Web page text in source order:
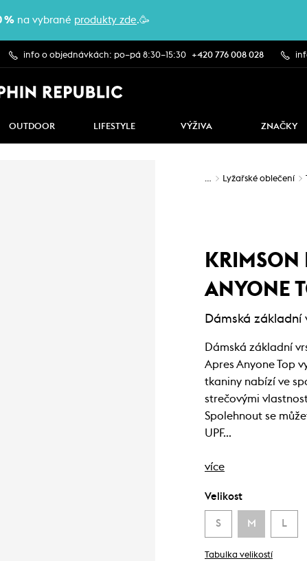
% na vybrané produkty zde.🥳
info o objednávkách: po–pá 8:30–15:30 +420 776 008 028
OUTDOOR LIFESTYLE VÝŽIVA ZNAČKY
… Lyžařské oblečení
KRIMSON
ANYONE
Dámská základní
Dámská základní
Apres Anyone Top
tkaniny nabízí ve
strečovými
Spolehnout se
UPF…
více
Velikost
S M L
Tabulka velikostí